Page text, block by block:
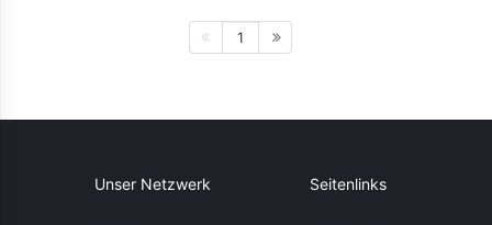
1
Unser Netzwerk Seitenlinks